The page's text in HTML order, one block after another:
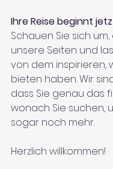
Ihre Reise beginnt
Schauen Sie sich
unsere Seiten und
von dem inspirieren,
bieten haben. Wir
dass Sie genau das
wonach Sie suchen,
sogar noch mehr.
Herzlich willkommen!